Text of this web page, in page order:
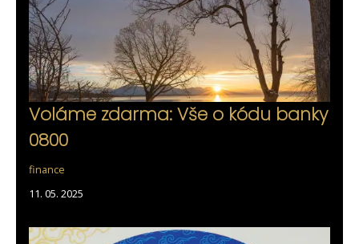
Voláme zdarma: Vše o kódu banky
0800
finance
11. 05. 2025